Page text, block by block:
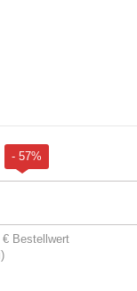
- 57%
Bestellwert